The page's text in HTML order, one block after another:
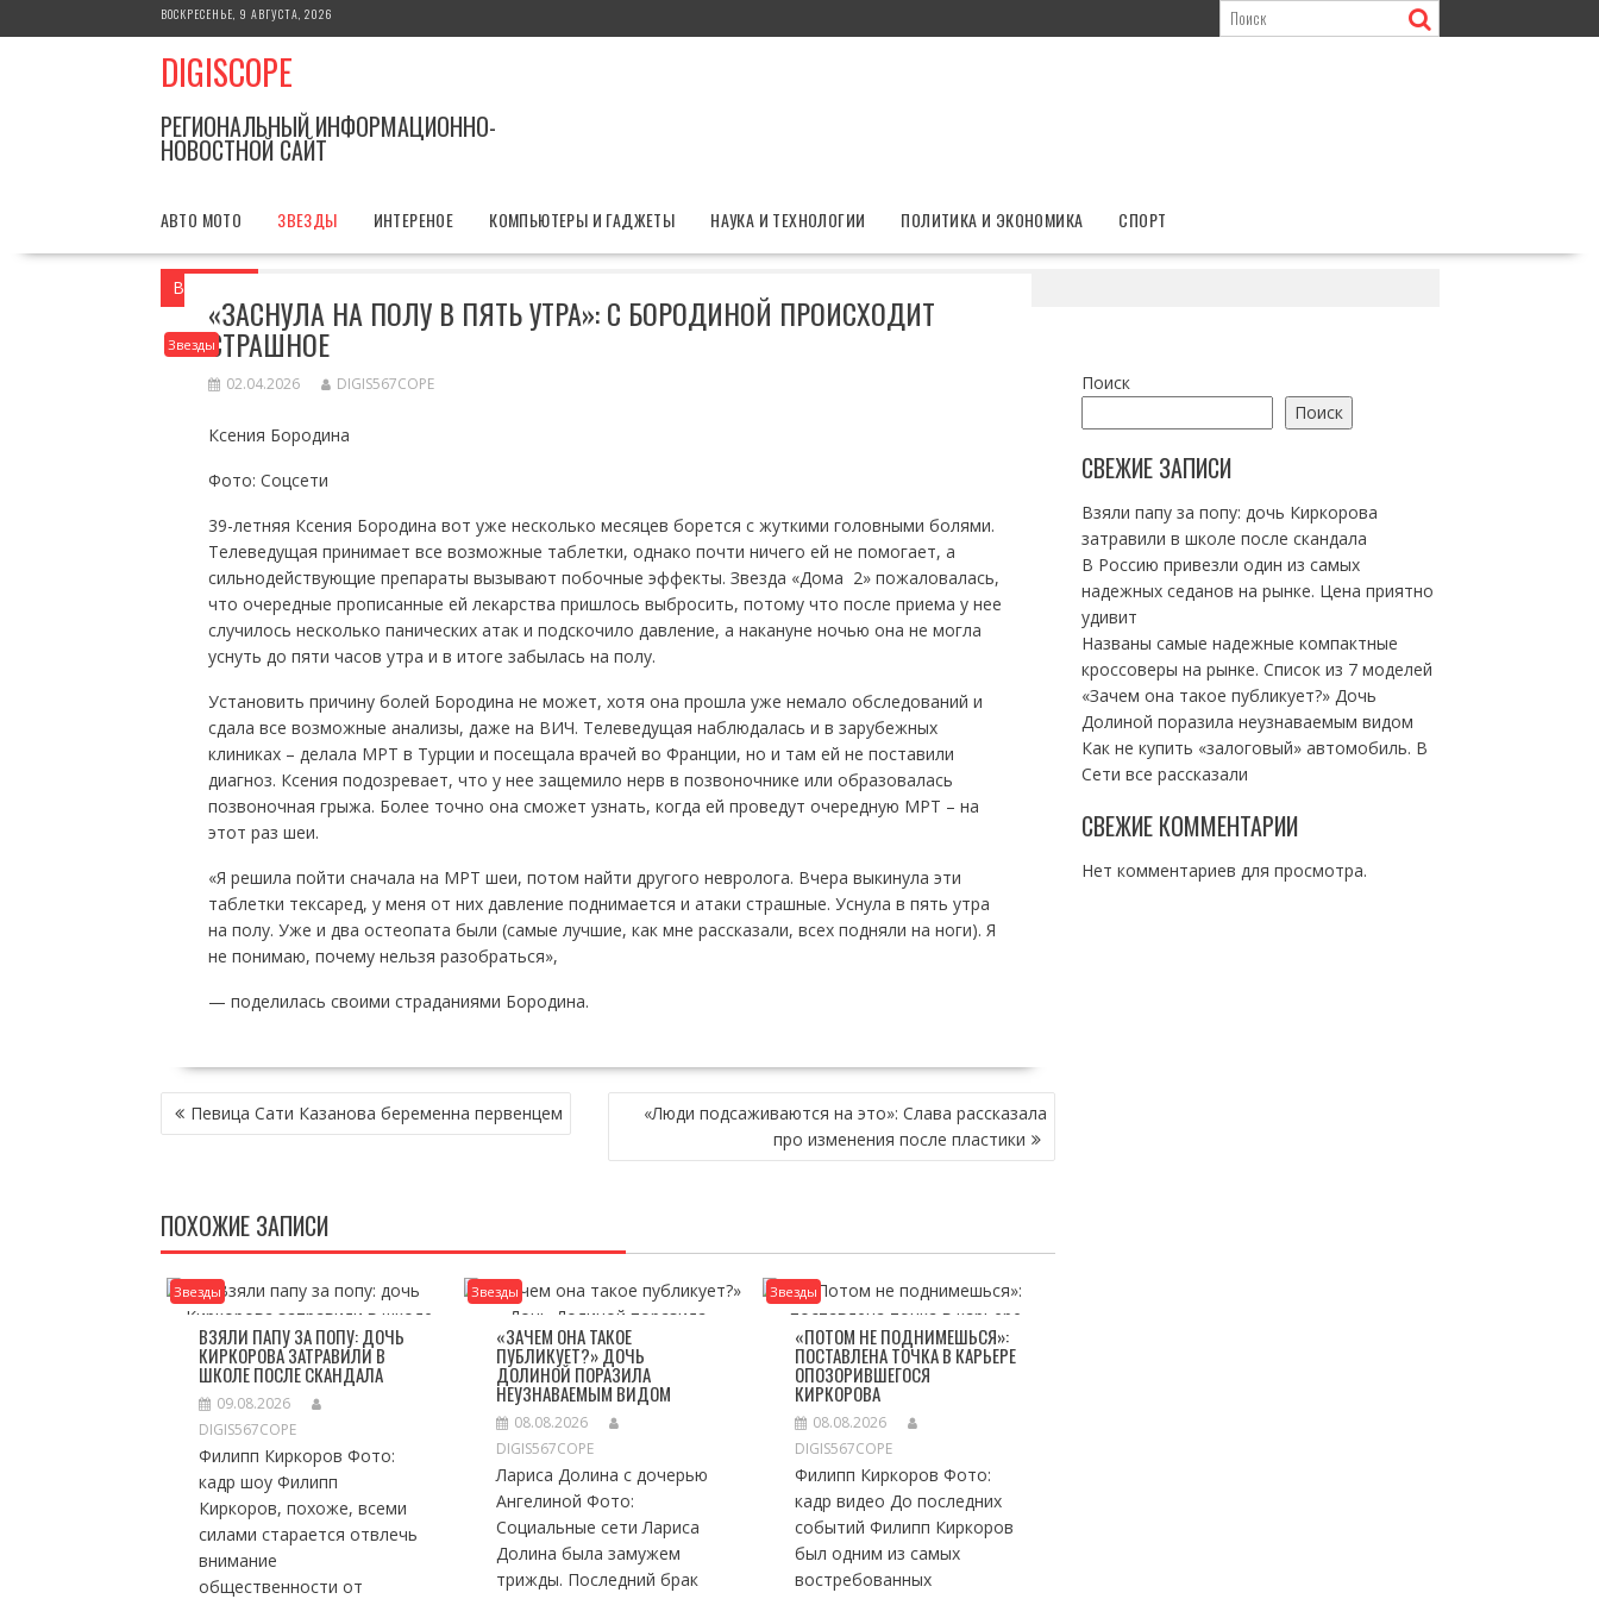
к
ВОСКРЕСЕНЬЕ, 9 АВГУСТА, 2026
DIGISCOPE
РЕГИОНАЛЬНЫЙ ИНФОРМАЦИОННО-
НОВОСТНОЙ САЙТ
АВТО МОТО ЗВЕЗДЫ ИНТЕРЕНОЕ КОМПЬЮТЕРЫ И ГАДЖЕТЫ НАУКА И ТЕХНОЛОГИИ ПОЛИТИКА И ЭКОНОМИКА СПОРТ
Вы здесь
Звезды
«ЗАСНУЛА НА ПОЛУ В ПЯТЬ УТРА»: С БОРОДИНОЙ ПРОИСХОДИТ
СТРАШНОЕ
02.04.2026 DIGIS567COPE
Ксения Бородина
Фото: Соцсети
39-летняя Ксения Бородина вот уже несколько месяцев борется с жуткими головными болями.
Телеведущая принимает все возможные таблетки, однако почти ничего ей не помогает, а
сильнодействующие препараты вызывают побочные эффекты. Звезда «Дома  2» пожаловалась,
что очередные прописанные ей лекарства пришлось выбросить, потому что после приема у нее
случилось несколько панических атак и подскочило давление, а накануне ночью она не могла
уснуть до пяти часов утра и в итоге забылась на полу.
Установить причину болей Бородина не может, хотя она прошла уже немало обследований и
сдала все возможные анализы, даже на ВИЧ. Телеведущая наблюдалась и в зарубежных
клиниках – делала МРТ в Турции и посещала врачей во Франции, но и там ей не поставили
диагноз. Ксения подозревает, что у нее защемило нерв в позвоночнике или образовалась
позвоночная грыжа. Более точно она сможет узнать, когда ей проведут очередную МРТ – на
этот раз шеи.
«Я решила пойти сначала на МРТ шеи, потом найти другого невролога. Вчера выкинула эти
таблетки тексаред, у меня от них давление поднимается и атаки страшные. Уснула в пять утра
на полу. Уже и два остеопата были (самые лучшие, как мне рассказали, всех подняли на ноги). Я
не понимаю, почему нельзя разобраться»,
— поделилась своими страданиями Бородина.
НАВИГАЦИЯ
ПО Певица Сати Казанова беременна первенцем
«Люди подсаживаются на это»: Слава рассказала
про изменения после пластики
ПОХОЖИЕ ЗАПИСИ
Звезды
ВЗЯЛИ ПАПУ ЗА ПОПУ: ДОЧЬ
КИРКОРОВА ЗАТРАВИЛИ В
ШКОЛЕ ПОСЛЕ СКАНДАЛА
09.08.2026
DIGIS567COPE
Филипп Киркоров Фото:
кадр шоу Филипп
Киркоров, похоже, всеми
силами старается отвлечь
внимание
общественности от
Звезды
«ЗАЧЕМ ОНА ТАКОЕ
ПУБЛИКУЕТ?» ДОЧЬ
ДОЛИНОЙ ПОРАЗИЛА
НЕУЗНАВАЕМЫМ ВИДОМ
08.08.2026
DIGIS567COPE
Лариса Долина с дочерью
Ангелиной Фото:
Социальные сети Лариса
Долина была замужем
трижды. Последний брак
Звезды
«ПОТОМ НЕ ПОДНИМЕШЬСЯ»:
ПОСТАВЛЕНА ТОЧКА В КАРЬЕРЕ
ОПОЗОРИВШЕГОСЯ
КИРКОРОВА
08.08.2026
DIGIS567COPE
Филипп Киркоров Фото:
кадр видео До последних
событий Филипп Киркоров
был одним из самых
востребованных
Поиск
Поиск
СВЕЖИЕ ЗАПИСИ
Взяли папу за попу: дочь Киркорова
затравили в школе после скандала
В Россию привезли один из самых
надежных седанов на рынке. Цена приятно
удивит
Названы самые надежные компактные
кроссоверы на рынке. Список из 7 моделей
«Зачем она такое публикует?» Дочь
Долиной поразила неузнаваемым видом
Как не купить «залоговый» автомобиль. В
Сети все рассказали
СВЕЖИЕ КОММЕНТАРИИ
Нет комментариев для просмотра.